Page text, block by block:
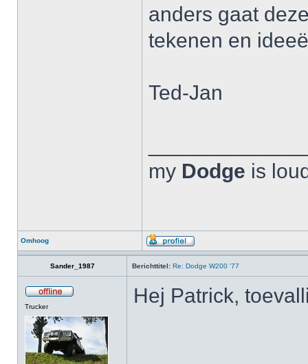
anders gaat
tekenen en
Ted-Jan
my Dodge is
Omhoog
Sander_1987 Berichttitel: Re: Dodge W200 '77
Trucker Hej Patrick,